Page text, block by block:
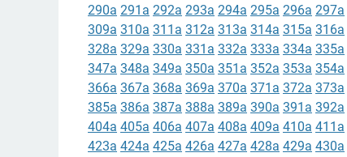
290a 291a 292a 293a 294a 295a 296a 297a
309a 310a 311a 312a 313a 314a 315a 316a
328a 329a 330a 331a 332a 333a 334a 335a
347a 348a 349a 350a 351a 352a 353a 354a
366a 367a 368a 369a 370a 371a 372a 373a
385a 386a 387a 388a 389a 390a 391a 392a
404a 405a 406a 407a 408a 409a 410a 411a
423a 424a 425a 426a 427a 428a 429a 430a